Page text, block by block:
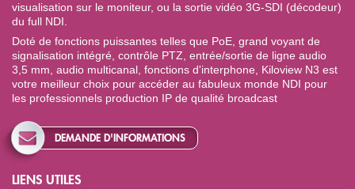
visualisation sur le moniteur, ou la sortie vidéo 3G-SDI (décodeur)
du full NDI.
Doté de fonctions puissantes telles que PoE, grand voyant de
signalisation intégré, contrôle PTZ, entrée/sortie de ligne audio
3,5 mm, audio multicanal, fonctions d'interphone, Kiloview N3 est
votre meilleur choix pour accéder au fabuleux monde NDI pour
les professionnels production IP de qualité broadcast
DEMANDE D'INFORMATIONS
LIENS UTILES